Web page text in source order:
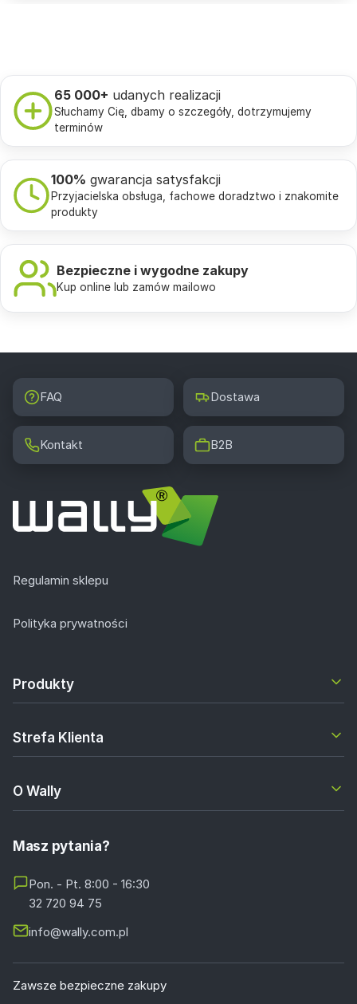
65 000+ udanych realizacji
Słuchamy Cię, dbamy o szczegóły, dotrzymujemy
terminów
100% gwarancja satysfakcji
Przyjacielska obsługa, fachowe doradztwo i znakomite
produkty
Bezpieczne i wygodne zakupy
Kup online lub zamów mailowo
FAQ Dostawa
Kontakt B2B
Regulamin sklepu
Polityka prywatności
Produkty
Strefa Klienta
O Wally
Masz pytania?
Pon. - Pt. 8:00 - 16:30
32 720 94 75
info@wally.com.pl
Zawsze bezpieczne zakupy